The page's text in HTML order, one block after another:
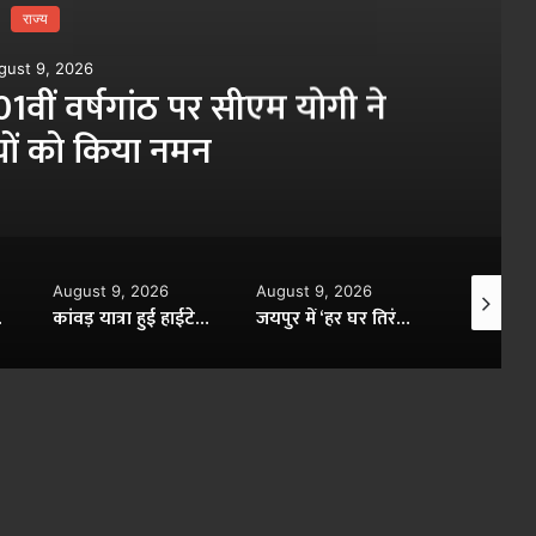
राज्य
9, 2026
वर्षगांठ पर सीएम योगी ने
को किया नमन
चेतावनी
August 9, 2026
कांवड़ यात्रा हुई हाईटेक : योगी सरकार में शिवभक्तों को एक क्लिक पर हर सुविधा
August 9, 2026
जयपुर में ‘हर घर तिरंगा’ अभियान का भव्य आगाज, नड्डा-भजनलाल ने निकाली तिरंगा रैली